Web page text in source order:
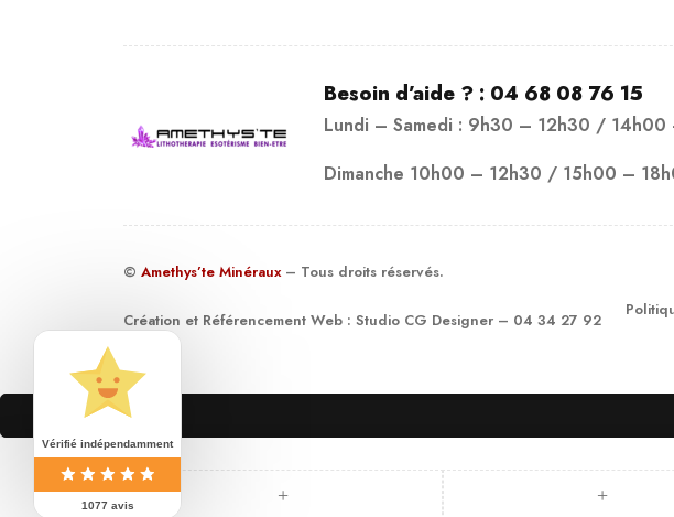
Besoin d’aide ? : 04 68 08 76 15
Lundi – Samedi : 9h30 – 12h30 /
Dimanche 10h00 – 12h30 / 15h00 –
© Amethys’te Minéraux – Tous droits réservés.
Création et Référencement Web : Studio CG Designer – 04 34 27 92
Vérifié indépendamment
1077 avis